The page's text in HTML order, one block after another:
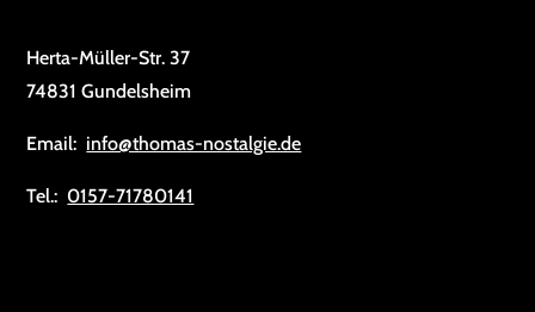
Herta-Müller-Str. 37
74831 Gundelsheim
Email: info@thomas-nostalgie.de
Tel.: 0157-71780141